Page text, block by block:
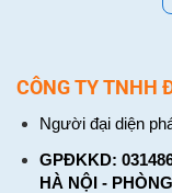
CÔNG TY TNHH
Người đại diện
GPĐKKD:
HÀ NỘI -